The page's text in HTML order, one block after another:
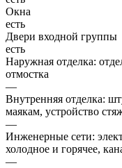
Окна
есть
Двери входной группы
есть
Наружная отделка:
отмостка
—
Внутренняя отделка:
маякам, устройство
—
Инженерные сети:
холодное и горячее,
—